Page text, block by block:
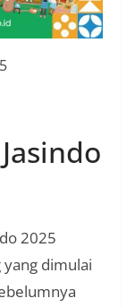
2025
dimulai